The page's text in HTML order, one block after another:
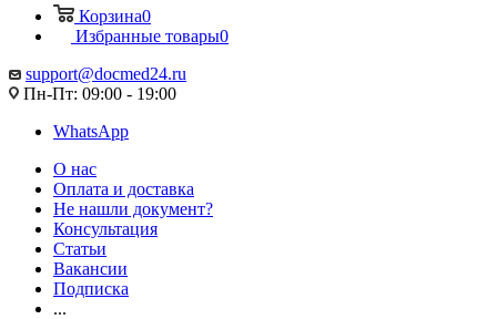
Корзина0
Избранные товары0
support@docmed24.ru
Пн-Пт: 09:00 - 19:00
WhatsApp
О нас
Оплата и доставка
Не нашли документ?
Консультация
Статьи
Вакансии
Подписка
...